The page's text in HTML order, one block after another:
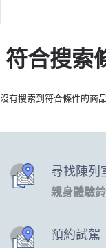
符合搜索
沒有搜索到符合條件的商
尋找陳列
親身體驗
預約試駕